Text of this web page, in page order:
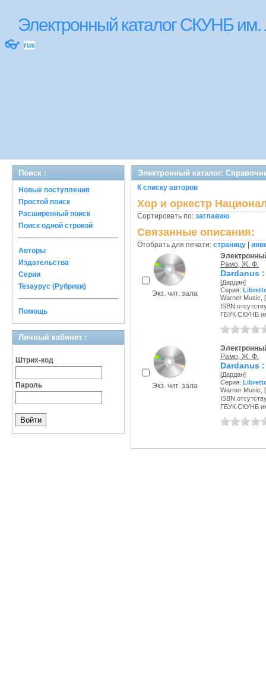
Электронный каталог СКУНБ
👓 rus
Поиск :
Новые поступления
Простой поиск
Расширенный поиск
Поиск одной строкой
Авторы
Издательства
Серии
Тезаурус (Рубрики)
Помощь
Личный кабинет :
Штрих-код
Пароль
Электронный каталог:
К списку авторов
Хор и оркестр
Сортировать по: заглавию
Связанные описания:
Отобрать для печати: страницу
Экз. чит. зала
Рамо, Ж. Ф.
Dardanus
[Дардан]
Серия:
Warner Music,
ISBN
ГБУК СКУНБ
Экз. чит. зала
Рамо, Ж. Ф.
Dardanus
[Дардан]
Серия:
Warner Music,
ISBN
ГБУК СКУНБ